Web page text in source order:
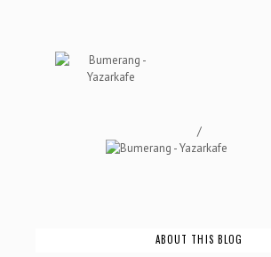
/
ABOUT THIS BLOG